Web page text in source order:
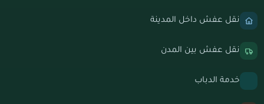
نقل عفش داخل المدينة
نقل عفش بين المدن
خدمة الدباب